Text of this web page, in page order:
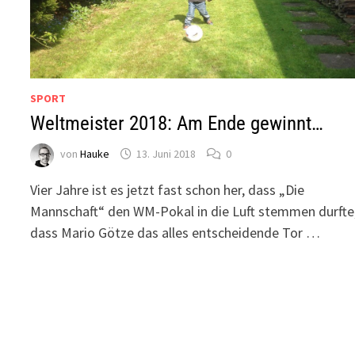
SPORT
Weltmeister 2018: Am Ende gewinnt…
vonHauke 13. Juni 2018 0
Vier Jahre ist es jetzt fast schon her, dass „Die
Mannschaft“ den WM-Pokal in die Luft stemmen
dass Mario Götze das alles entscheidende Tor …